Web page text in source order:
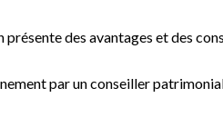
présente des avantages et des
par un conseiller